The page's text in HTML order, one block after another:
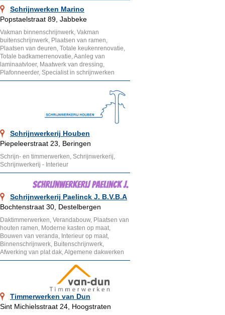
Schrijnwerken Marino
Popstaelstraat 89, Jabbeke
Vakman binnenschrijnwerk, Vakman
buitenschrijnwerk, Plaatsen van ramen,
Plaatsen van deuren, Totale keukenrenovatie,
Totale badkamerrenovatie, Aanleg van
laminaatvloer, Maatwerk van dressing,
Plafonneerder, Specialist in schrijnwerken
Schrijnwerkerij Houben
Piepeleerstraat 23, Beringen
Schrijn- en timmerwerken, Schrijnwerkerij,
Schrijnwerkerij - Interieur
Schrijnwerkerij Paelinck J. B.V.B.A
Bochtenstraat 30, Destelbergen
Daktimmerwerken, Verandabouw, Plaatsen van
houten ramen, Moderne kasten op maat,
Bouwen van veranda, Interieur op maat,
Binnenschrijnwerk, Buitenschrijnwerk,
Afwerking van plat dak, Algemene dakwerken
Timmerwerken van Dun
Sint Michielsstraat 24, Hoogstraten